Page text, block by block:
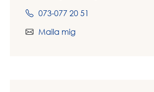
073-077 20 51
Maila mig